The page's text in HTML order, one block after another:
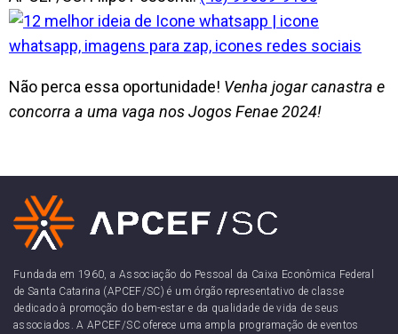
Não perca essa oportunidade! Venha jogar canastra e
concorra a uma vaga nos Jogos Fenae 2024!
Fundada em 1960, a Associação do Pessoal da Caixa Econômica Federal
de Santa Catarina (APCEF/SC) é um órgão representativo de classe
dedicado à promoção do bem-estar e da qualidade de vida de seus
associados. A APCEF/SC oferece uma ampla programação de eventos